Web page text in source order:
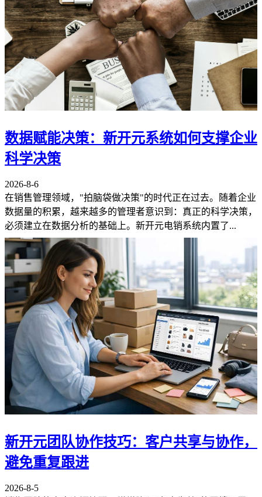
数据赋能决策：新开元系统如何支撑企业
科学决策
2026-8-6
在销售管理领域，"拍脑袋做决策"的时代正在过去。随着企业
数据量的积累，越来越多的管理者意识到：真正的科学决策，
必须建立在数据分析的基础上。新开元电销系统内置了...
新开元团队协作技巧：客户共享与协作，
避免重复跟进
2026-8-5